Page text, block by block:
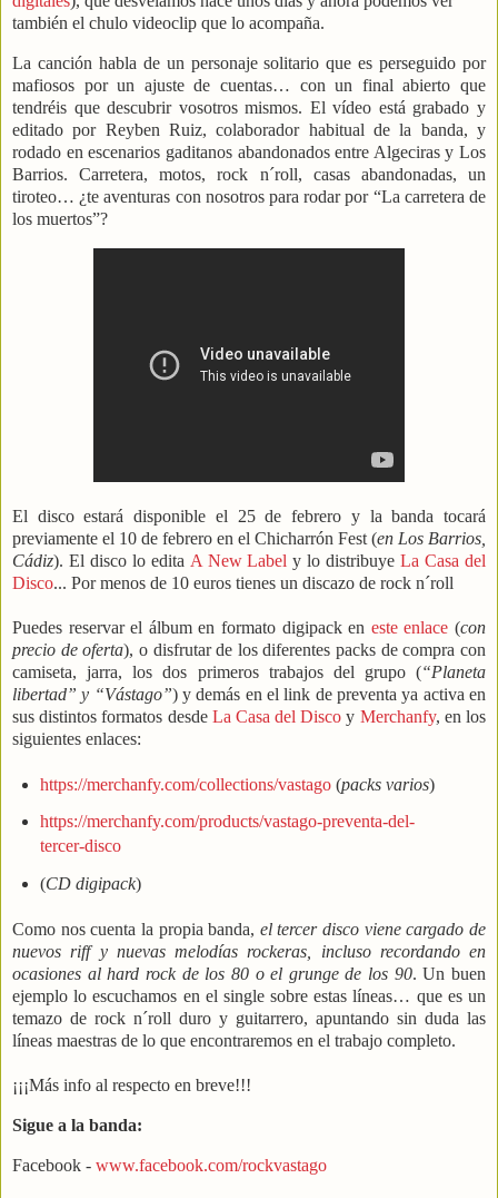
también el chulo videoclip que lo acompaña.
La canción habla de un personaje solitario que es perseguido por
mafiosos por un ajuste de cuentas… con un final abierto que
tendréis que descubrir vosotros mismos. El vídeo está grabado y
editado por Reyben Ruiz, colaborador habitual de la banda, y
rodado en escenarios gaditanos abandonados entre Algeciras y Los
Barrios. Carretera, motos, rock n´roll, casas abandonadas, un
tiroteo… ¿te aventuras con nosotros para rodar por “La carretera de
los muertos”?
El disco estará disponible el 25 de febrero y la banda tocará
previamente el 10 de febrero en el Chicharrón Fest (en Los Barrios,
Cádiz). El disco lo edita A New Label y lo distribuyeLa Casa del
Disco... Por menos de 10 euros tienes un discazo de rock n´roll
Puedes reservar el álbum en formato digipack en este enlace (con
precio de oferta), o disfrutar de los diferentes packs de compra con
camiseta, jarra, los dos primeros trabajos del grupo (“Planeta
libertad” y “Vástago”) y demás en el link de preventa ya activa en
sus distintos formatos desde La Casa del Disco y Merchanfy, en los
siguientes enlaces:
https://merchanfy.com/collections/vastago(packs varios)
https://merchanfy.com/products/vastago-preventa-del-
tercer-disco
(CD digipack)
Como nos cuenta la propia banda, el tercer disco viene cargado de
nuevos riff y nuevas melodías rockeras, incluso recordando en
ocasiones al hard rock de los 80 o el grunge de los 90. Un buen
ejemplo lo escuchamos en el single sobre estas líneas… que es un
temazo de rock n´roll duro y guitarrero, apuntando sin duda las
líneas maestras de lo que encontraremos en el trabajo completo.
¡¡¡Más info al respecto en breve!!!
Sigue a la banda:
Facebook - www.facebook.com/rockvastago